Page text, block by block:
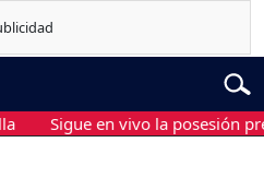
Sigue en vivo la posesión